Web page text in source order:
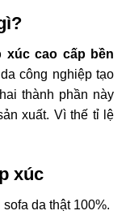
xúc cao cấp bền
công nghiệp tạo
thành phần này
xuất. Vì thế tỉ lệ
xúc
da thật 100%.